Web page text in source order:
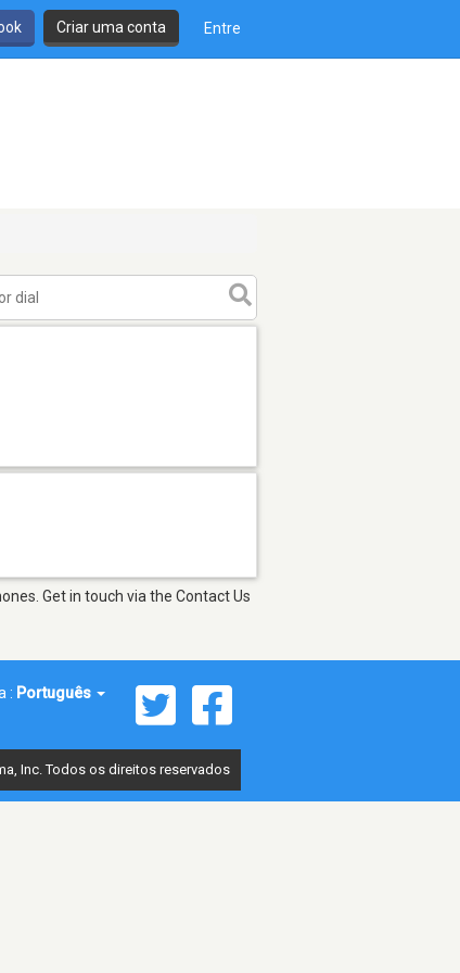
Criar uma conta Entre
Get in touch via the Contact Us
: Português
Inc. Todos os direitos reservados